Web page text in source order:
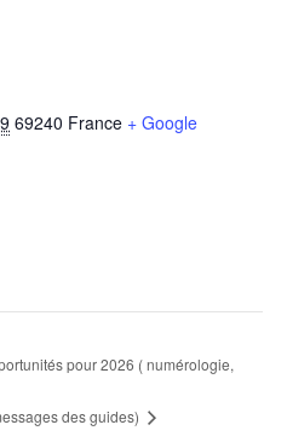
69240 France + Google
pour 2026 ( numérologie,
des guides)